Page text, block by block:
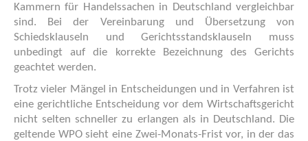
Kammern für Handelssachen in Deutschland vergleichbar
sind. Bei der Vereinbarung und Übersetzung von
Schiedsklauseln und Gerichtsstandsklauseln muss
unbedingt auf die korrekte Bezeichnung des Gerichts
geachtet werden.
Trotz vieler Mängel in Entscheidungen und in Verfahren ist
eine gerichtliche Entscheidung vor dem Wirtschaftsgericht
nicht selten schneller zu erlangen als in Deutschland. Die
geltende WPO sieht eine Zwei-Monats-Frist vor, in der das